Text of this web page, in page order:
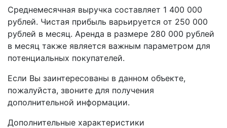
Среднемесячная выручка составляет 1 400 000
рублей. Чистая прибыль варьируется от 250 000
рублей в месяц. Аренда в размере 280 000 рублей
в месяц также является важным параметром для
потенциальных покупателей.
Если Вы заинтересованы в данном объекте,
пожалуйста, звоните для получения
дополнительной информации.
Дополнительные характеристики